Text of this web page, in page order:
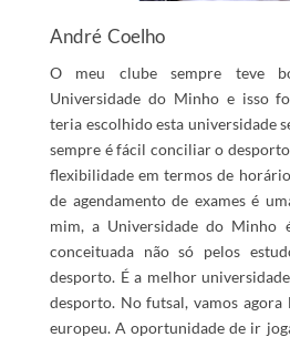
André Coelho
O meu clube sempre teve
Universidade do Minho e isso
teria escolhido esta universidade
sempre é fácil conciliar o
flexibilidade em termos de
de agendamento de exames é
mim, a Universidade do Minho
conceituada não só pelos
desporto. É a melhor
desporto. No futsal, vamos
europeu. A oportunidade de ir